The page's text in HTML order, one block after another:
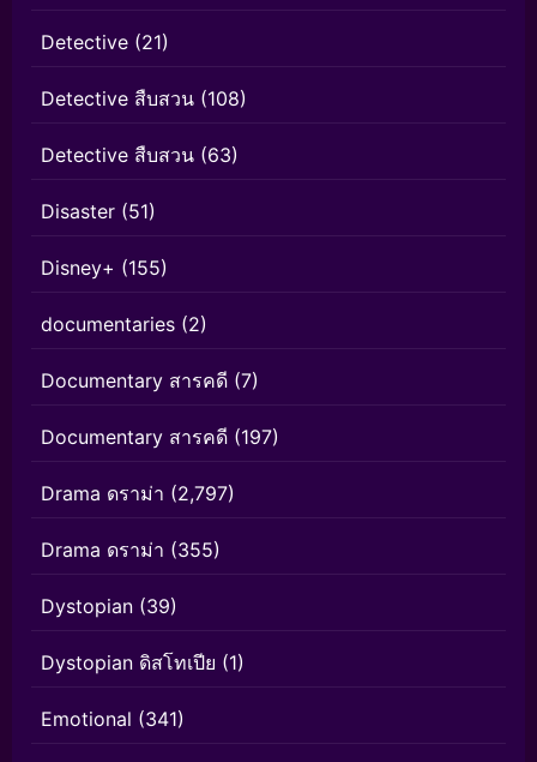
Detective (21)
Detective สืบสวน (108)
Detective สืบสวน (63)
Disaster (51)
Disney+ (155)
documentaries (2)
Documentary สารคดี (7)
Documentary สารคดี (197)
Drama ดราม่า (2,797)
Drama ดราม่า (355)
Dystopian (39)
Dystopian ดิสโทเปีย (1)
Emotional (341)